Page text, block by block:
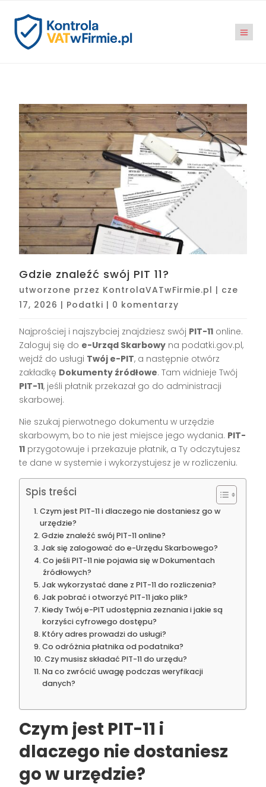
Gdzie znaleźć swój PIT 11?
utworzone przez KontrolaVATwFirmie.pl | cze
17, 2026 | Podatki | 0 komentarzy
Najprościej i najszybciej znajdziesz swój PIT-11 online.
Zaloguj się do e-Urząd Skarbowy na podatki.gov.pl,
wejdź do usługi Twój e-PIT, a następnie otwórz
zakładkę Dokumenty źródłowe. Tam widnieje Twój
PIT-11, jeśli płatnik przekazał go do administracji
skarbowej.
Nie szukaj pierwotnego dokumentu w urzędzie
skarbowym, bo to nie jest miejsce jego wydania. PIT-
11 przygotowuje i przekazuje płatnik, a Ty odczytujesz
te dane w systemie i wykorzystujesz je w rozliczeniu.
Spis treści
Czym jest PIT-11 i dlaczego nie dostaniesz go w
urzędzie?
Gdzie znaleźć swój PIT-11 online?
Jak się zalogować do e-Urzędu Skarbowego?
Co jeśli PIT-11 nie pojawia się w Dokumentach
źródłowych?
Jak wykorzystać dane z PIT-11 do rozliczenia?
Jak pobrać i otworzyć PIT-11 jako plik?
Kiedy Twój e-PIT udostępnia zeznania i jakie są
korzyści cyfrowego dostępu?
Który adres prowadzi do usługi?
Co odróżnia płatnika od podatnika?
Czy musisz składać PIT-11 do urzędu?
Na co zwrócić uwagę podczas weryfikacji
danych?
Czym jest PIT-11 i
dlaczego nie dostaniesz
go w urzędzie?